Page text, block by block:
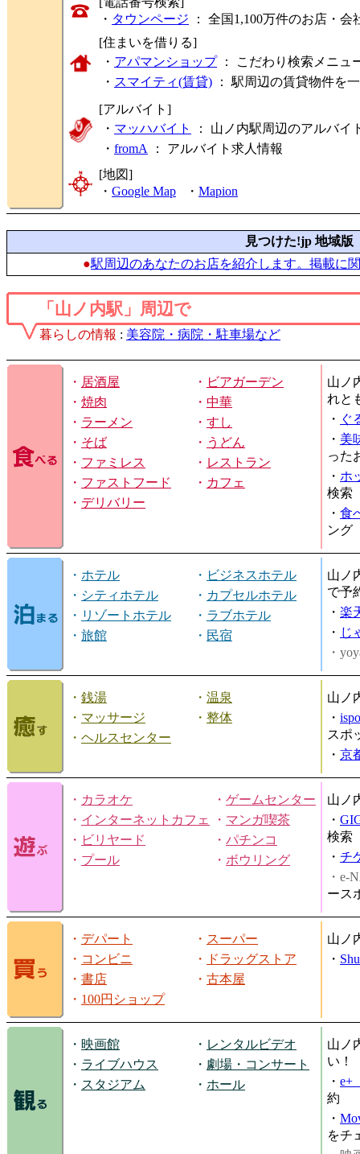
・ タウンページ ： 全国1,100万件のお店・
[住まいを借りる]
・ アパマンショップ： こだわり検索メニュ
・ スマイティ(賃貸) ： 駅周辺の賃貸物件を
[アルバイト]
・ マッハバイト
： 山ノ内駅周辺のアルバイ
・ fromA ： アルバイト求人情報
[地図]
・ Google Map ・ Mapion
見つけた!jp 地域版
●駅周辺のあなたのお店を紹介します。掲載に
「山ノ内駅」周辺で
暮らしの情報 : 美容院・病院・駐車場など
・ 居酒屋 ・ ビアガーデン
・ 焼肉 ・ 中華
・ ラーメン ・ すし
・ そば ・ うどん
・ ファミレス ・ レストラン
・ ファストフード ・ カフェ
・ デリバリー
山ノ
れと
・ ぐ
・ 美
った
・ ホ
検索
・ 食
ング
・ ホテル ・ ビジネスホテル
・ シティホテル ・ カプセルホテル
・ リゾートホテル ・ ラブホテル
・ 旅館 ・ 民宿
山ノ
で予
・ 楽
・ じ
・
・ 銭湯 ・ 温泉
・ マッサージ ・ 整体
・ ヘルスセンター
山ノ
・
スポ
・ 京
・ カラオケ ・ ゲームセンター
・ インターネットカフェ ・ マンガ喫茶
・ ビリヤード ・ パチンコ
・ プール ・ ボウリング
山ノ
・
検索
・ チ
・e-
ース
・ デパート ・ スーパー
・ コンビニ ・
ドラッグストア
・ 書店 ・ 古本屋
・ 100円ショップ
山ノ
・
・ 映画館 ・ レンタルビデオ
・ ライブハウス ・ 劇場・コンサート
・ スタジアム ・ ホール
山ノ
い！
・ e+
約
・
をチ